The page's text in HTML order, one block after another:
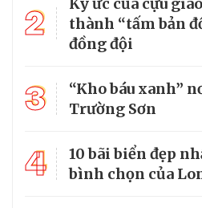
2
thành “tấm bản
đồng đội
3
“Kho báu xanh”
Trường Sơn
4
10 bãi biển đẹp
bình chọn của